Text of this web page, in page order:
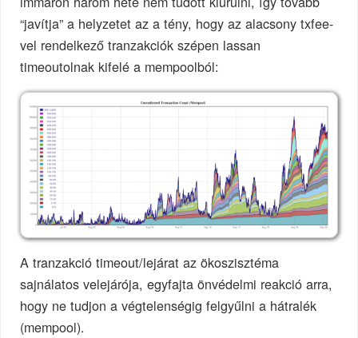
“javítja” a helyzetet az a tény, hogy az alacsony txfee-
vel rendelkező tranzakciók szépen lassan
timeoutolnak kifelé a mempoolból:
A tranzakció timeout/lejárat az ökoszisztéma
sajnálatos velejárója, egyfajta önvédelmi reakció arra,
hogy ne tudjon a végtelenségig felgyűlni a hátralék
(mempool).